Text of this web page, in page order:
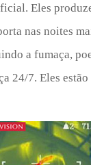
Eles
nas noites
a fumaça,
24/7. Eles